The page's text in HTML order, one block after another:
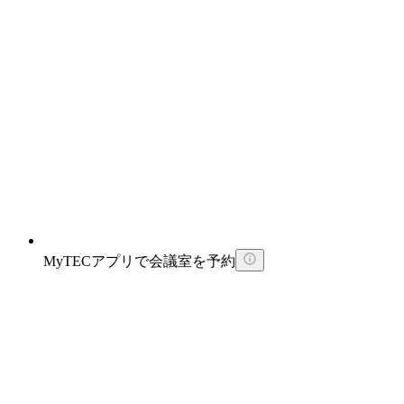
MyTECアプリで会議室を予約